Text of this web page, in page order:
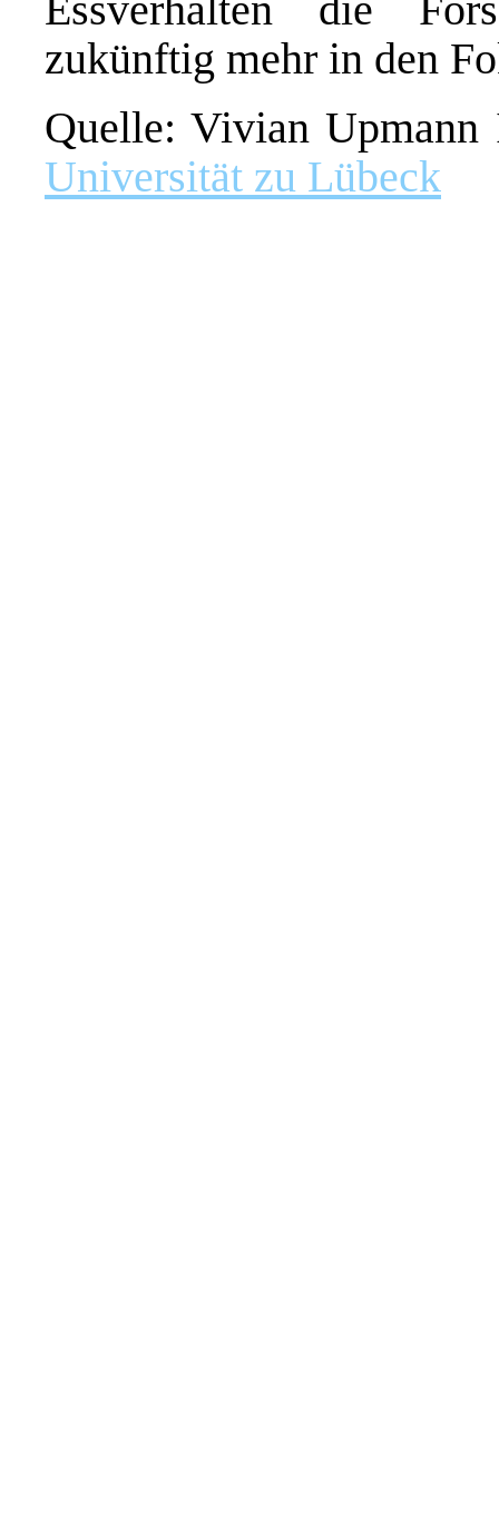
zukünftig mehr in den
Quelle: Vivian Upmann
Universität zu Lübeck